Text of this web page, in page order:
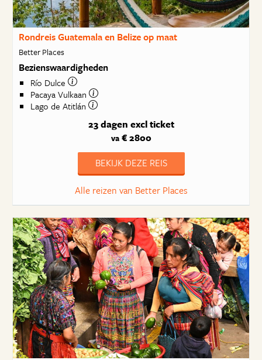
Rondreis Guatemala en Belize op maat
Better Places
Bezienswaardigheden
Río Dulce
Pacaya Vulkaan
Lago de Atitlán
23 dagen excl ticket
va€ 2800
BEKIJK DEZE REIS
Alle reizen van Better Places